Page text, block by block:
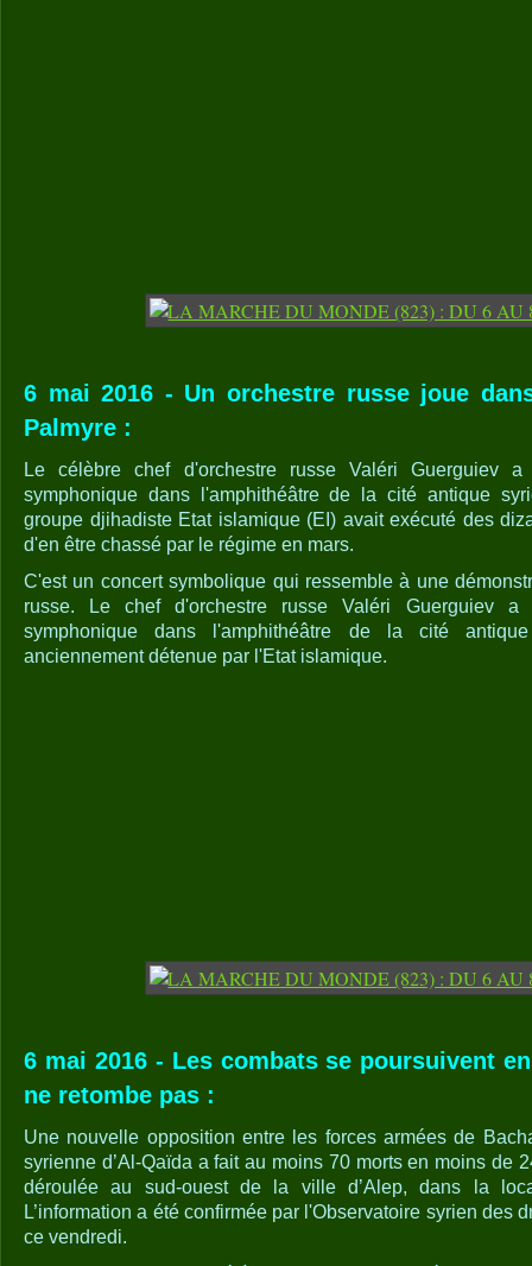
6 mai 2016 - Un orchestre russe joue
Palmyre :
Le célèbre chef d'orchestre russe Valéri Guerguiev
symphonique dans l'amphithéâtre de la cité antique
groupe djihadiste Etat islamique (EI) avait exécuté des
d'en être chassé par le régime en mars.
C'est un concert symbolique qui ressemble à une
russe. Le chef d'orchestre russe Valéri Guerguiev
symphonique dans l'amphithéâtre de la cité
anciennement détenue par l'Etat islamique.
6 mai 2016 - Les combats se poursuivent
ne retombe pas :
Une nouvelle opposition entre les forces armées de
syrienne d’Al-Qaïda a fait au moins 70 morts en moins de
déroulée au sud-ouest de la ville d’Alep, dans la
L’information a été confirmée par l'Observatoire syrien des
ce vendredi.